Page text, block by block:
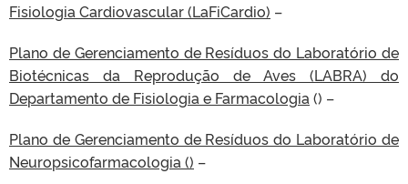
Fisiologia Cardiovascular (LaFiCardio) –
Plano de Gerenciamento de Resíduos do Laboratório de
Biotécnicas da Reprodução de Aves (LABRA) do
Departamento de Fisiologia e Farmacologia () –
Plano de Gerenciamento de Resíduos do Laboratório de
Neuropsicofarmacologia () –